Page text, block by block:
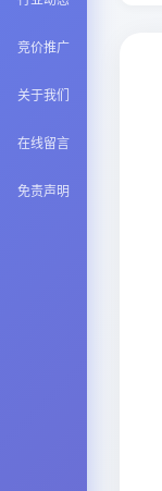
竞价推广
关于我们
在线留言
免责声明